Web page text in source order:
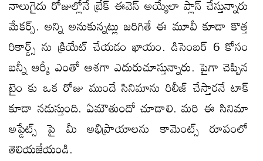
నాలుగైదు రోజుల్లోనే బ్రేక్ ఈవెన్ అయ్యేలా ప్లాన్ చేస్తున్నారు
మేకర్స్. అన్ని అనుకున్నట్లు జరిగితే ఈ మూవీ కూడా కొత్త
రికార్డ్స్ ను క్రియేట్ చేయడం ఖాయం. డిసెంబర్ 6 కోసం
బన్నీ ఆర్మీ ఎంతో ఆశగా ఎదురుచూస్తున్నారు. పైగా చెప్పిన
టైం కు ఒక రోజు ముందే సినిమాను రిలీజ్ చేస్తారనే టాక్
కూడా నడుస్తుంది. ఏమౌతుందో చూడాలి. మరి ఈ సినిమా
అప్డేట్స్ పై మీ అభిప్రాయాలను కామెంట్స్ రూపంలో
తెలియజేయండి.